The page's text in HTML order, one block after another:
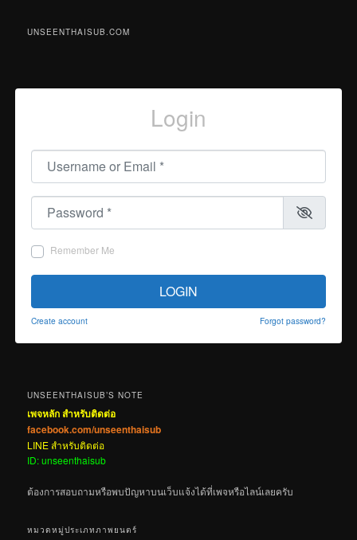
UNSEENTHAISUB.COM
Login
Username or Email
Password
Remember Me
LOGIN
Create account Forgot password?
UNSEENTHAISUB’S NOTE
เพจหลัก สำหรับติดต่อ
facebook.com/unseenthaisub
LINE สำหรับติดต่อ
ID: unseenthaisub
ต้องการสอบถามหรือพบปัญหาบนเว็บแจ้งได้ที่เพจหรือไลน์เลยครับ
หมวดหมู่ประเภทภาพยนตร์